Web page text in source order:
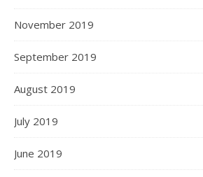
November 2019
September 2019
August 2019
July 2019
June 2019